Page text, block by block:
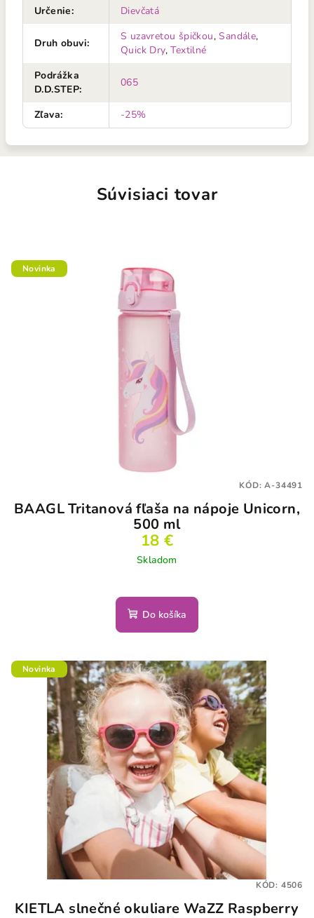
Určenie: Dievčatá
Druh obuvi:
S uzavretou špičkou,Sandále,
Quick Dry,Textilné
Podrážka
D.D.STEP:
065
Zľava: -25%
Súvisiaci tovar
Novinka
BAAGL Tritanová fľaša na nápoje Unicorn,
500 ml
18 €
Skladom
Do košíka
KÓD:A-34491
Novinka
KIETLA slnečné okuliare WaZZ Raspberry
KÓD: 4506